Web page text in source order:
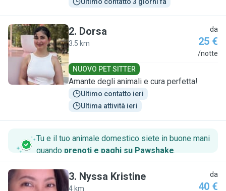
D
2. Dorsa
3.5 km
da
25 €
/notte
NUOVO PET SITTER
Amante degli animali e cura perfetta!
Ultimo contatto ieri
Ultima attività ieri
Tu e il tuo animale domestico siete in buone mani
quando prenoti e paghi su Pawshake.
3. Nyssa Kristine
4 km
da
40 €